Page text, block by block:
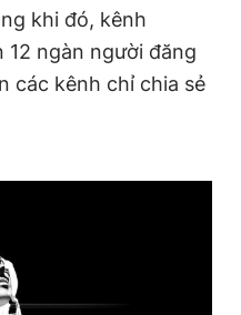
khi đó, kênh
12 ngàn người đăng
các kênh chỉ chia sẻ